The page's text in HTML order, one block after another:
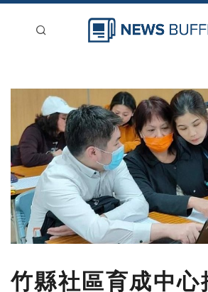
新聞稿分類
登入
刊登
竹縣社區育成中心